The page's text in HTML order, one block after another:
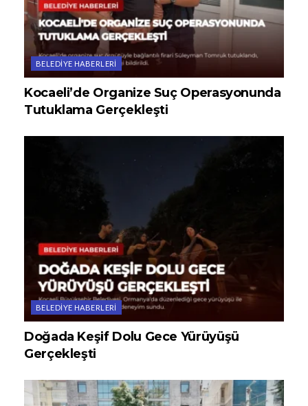
BELEDIYE HABERLERI
Kocaeli’de Organize Suç Operasyonunda
Tutuklama Gerçekleşti
BELEDIYE HABERLERI
Doğada Keşif Dolu Gece Yürüyüşü
Gerçekleşti